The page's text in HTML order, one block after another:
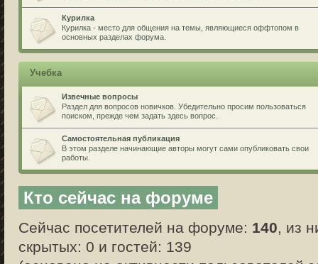
Курилка
Курилка - место для общения на темы, являющиеся оффтопом в
основных разделах форума.
Учебка
Извечные вопросы
Раздел для вопросов новичков. Убедительно просим пользоваться
поиском, прежде чем задать здесь вопрос.
Самостоятельная публикация
В этом разделе начинающие авторы могут сами опубликовать свои
работы.
Кто сейчас на форуме
Сейчас посетителей на форуме: 140, из
скрытых: 0 и гостей: 139